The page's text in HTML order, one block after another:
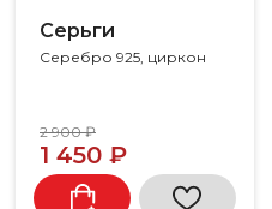
Серьги
Серебро 925, циркон
2 900 ₽
1 450 ₽